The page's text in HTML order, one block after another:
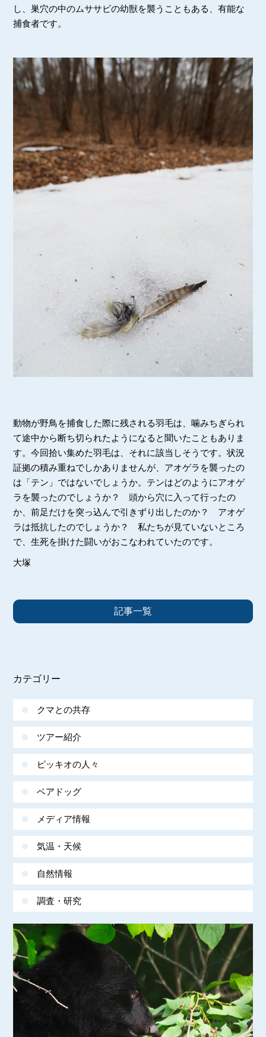
し、巣穴の中のムササビの幼獣を襲うこともある、有能な
捕食者です。
動物が野鳥を捕食した際に残される羽毛は、噛みちぎられ
て途中から断ち切られたようになると聞いたこともありま
す。今回拾い集めた羽毛は、それに該当しそうです。状況
証拠の積み重ねでしかありませんが、アオゲラを襲ったの
は「テン」ではないでしょうか。テンはどのようにアオゲ
ラを襲ったのでしょうか？ 頭から穴に入って行ったの
か、前足だけを突っ込んで引きずり出したのか？ アオゲ
ラは抵抗したのでしょうか？ 私たちが見ていないところ
で、生死を掛けた闘いがおこなわれていたのです。
大塚
記事一覧
カテゴリー
クマとの共存
ツアー紹介
ピッキオの人々
ベアドッグ
メディア情報
気温・天候
自然情報
調査・研究